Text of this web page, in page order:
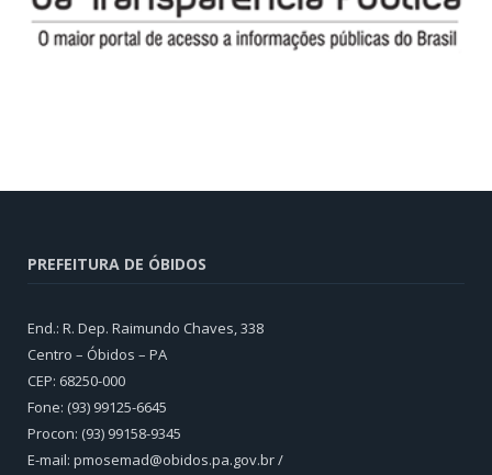
PREFEITURA DE ÓBIDOS
End.: R. Dep. Raimundo Chaves, 338
Centro – Óbidos – PA
CEP: 68250-000
Fone: (93) 99125-6645
Procon: (93) 99158-9345
E-mail: pmosemad@obidos.pa.gov.br /